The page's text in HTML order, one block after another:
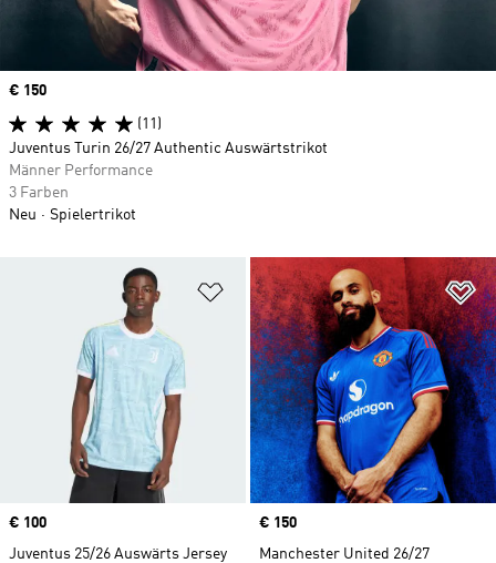
Zur Wunschliste hinzufügen
Price
€ 100
Juventus 25/26 Auswärts Jersey
Price
€ 150
Manchester United 26/27
Price
€ 150
(11)
Juventus Turin 26/27 Authentic Auswärtstrikot
Männer Performance
3 Farben
Neu
Spielertrikot